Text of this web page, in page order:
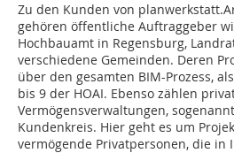
Zu den Kunden von
gehören öffentliche Auftraggeber
Hochbauamt in Regensburg,
verschiedene Gemeinden. Deren
über den gesamten BIM-Prozess,
bis 9 der HOAI. Ebenso zählen
Vermögensverwaltungen,
Kundenkreis. Hier geht es um
vermögende Privatpersonen, die in